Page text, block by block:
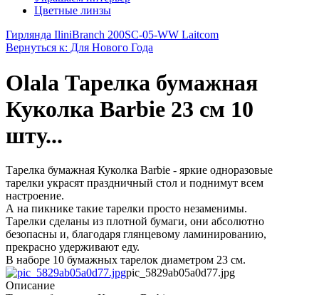
Цветные линзы
Гирлянда IliniBranch 200SC-05-WW Laitcom
Вернуться к: Для Нового Года
Olala Тарелка бумажная
Куколка Barbie 23 см 10
шту...
Тарелка бумажная Куколка Barbie - яркие одноразовые
тарелки украсят праздничный стол и поднимут всем
настроение.
А на пикнике такие тарелки просто незаменимы.
Тарелки сделаны из плотной бумаги, они абсолютно
безопасны и, благодаря глянцевому ламинированию,
прекрасно удерживают еду.
В наборе 10 бумажных тарелок диаметром 23 см.
pic_5829ab05a0d77.jpg
Описание